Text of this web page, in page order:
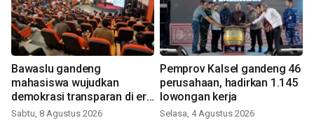
Bawaslu gandeng
mahasiswa wujudkan
demokrasi transparan di era
digital
Sabtu, 8 Agustus 2026
Pemprov Kalsel gandeng 46
perusahaan, hadirkan 1.145
lowongan kerja
Selasa, 4 Agustus 2026